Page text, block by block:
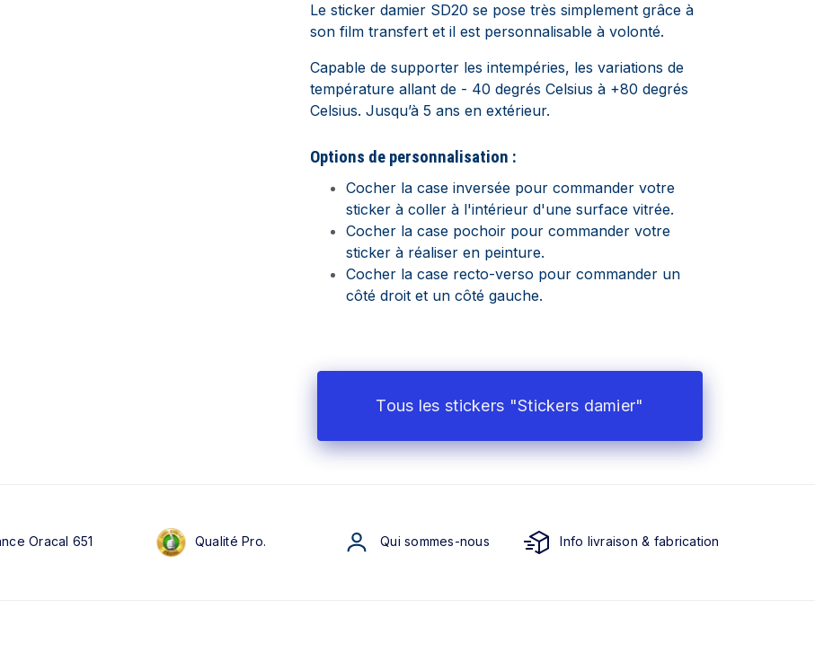
Le sticker damier SD20 se pose très simplement grâce à
son film transfert et il est personnalisable à volonté.
Capable de supporter les intempéries, les variations de
température allant de - 40 degrés Celsius à +80 degrés
Celsius. Jusqu’à 5 ans en extérieur.
Options de personnalisation :
Cocher la case inversée pour commander votre
sticker à coller à l'intérieur d'une surface vitrée.
Cocher la case pochoir pour commander votre
sticker à réaliser en peinture.
Cocher la case recto-verso pour commander un
côté droit et un côté gauche.
Tous les stickers "Stickers damier"
Oracal 651 Qualité Pro. Qui sommes-nous Info livraison & fabrication